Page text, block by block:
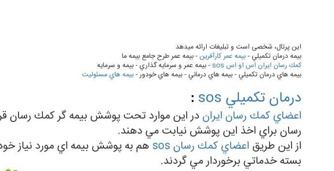
این پرتال، شخصی است و تبلیغات ارائه میدهد
بيمه درمان تكميلي -بيمه عمر كارآفرين- بيمه عمر طرح جامع بيمه ما
كمك رسان ايران اس او اس sos - بيمه عمر و سرمايه گذاري - بيمه و سرمايه
بيمه هاي درمان تكميلي - بيمه هاي درماني - بيمه هاي خودور -بيمه هاي مسئوليت
درمان تكميلي sos :
اعضاي كمك رسان ايران در اين موارد تحت پوشش بيمه گر كمك رسان
رسان براي اخذ اين پوشش نيابت مي دهند.
از اين طريق اعضاي كمك رسان sos
هم به پوشش بيمه اي مورد نياز
بسته خدماتي برخوردار مي گردند.